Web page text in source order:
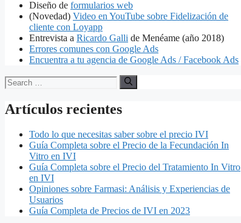
Diseño de formularios web
(Novedad) Video en YouTube sobre Fidelización de
cliente con Loyapp
Entrevista a Ricardo Galli de Menéame (año 2018)
Errores comunes con Google Ads
Encuentra a tu agencia de Google Ads / Facebook Ads
Search
for:
Artículos recientes
Todo lo que necesitas saber sobre el precio IVI
Guía Completa sobre el Precio de la Fecundación In
Vitro en IVI
Guía Completa sobre el Precio del Tratamiento In Vitro
en IVI
Opiniones sobre Farmasi: Análisis y Experiencias de
Usuarios
Guía Completa de Precios de IVI en 2023